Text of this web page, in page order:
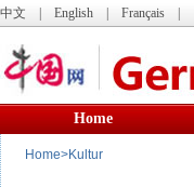
中文 English Français
Home
Home>Kultur